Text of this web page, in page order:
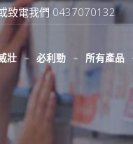
滿2000台幣免運費
壯 必利勁 所有產品